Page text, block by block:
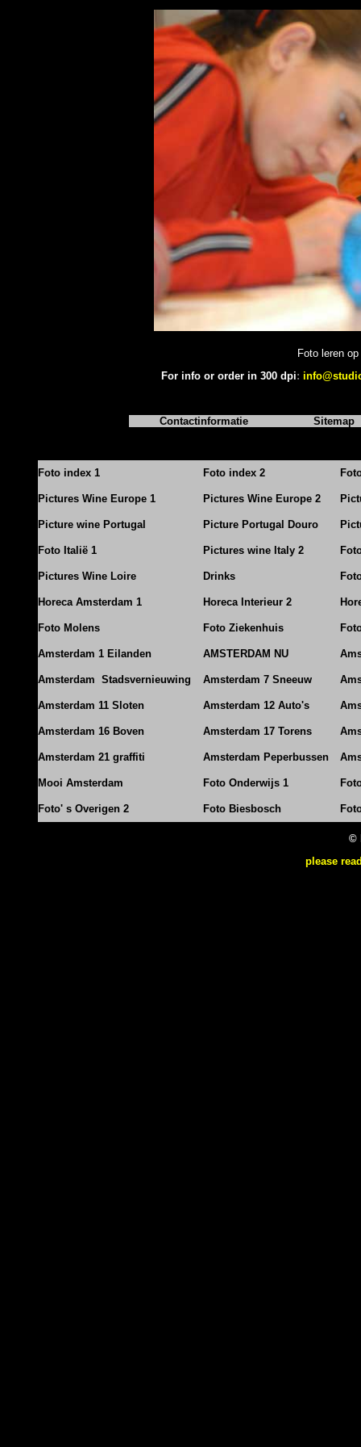
Foto leren
For info or order in 300 dpi:
Contactinformatie Sitemap
Foto index 1 Foto index 2
Pictures Wine Europe 1 Pictures Wine Europe 2
Picture wine Portugal Picture Portugal Douro
Foto Italië 1 Pictures wine Italy 2
Pictures Wine Loire Drinks
Horeca Amsterdam 1 Horeca Interieur 2
Foto Molens Foto Ziekenhuis
Amsterdam 1 Eilanden AMSTERDAM NU
Amsterdam Stadsvernieuwing Amsterdam 7 Sneeuw
Amsterdam 11 Sloten Amsterdam 12 Auto's
Amsterdam 16 Boven Amsterdam 17 Torens
Amsterdam 21 graffiti Amsterdam Peperbussen
Mooi Amsterdam Foto Onderwijs 1
Foto' s Overigen 2 Foto Biesbosch
©
please